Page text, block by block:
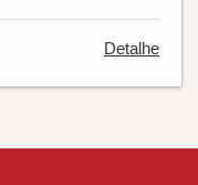
Detalhe